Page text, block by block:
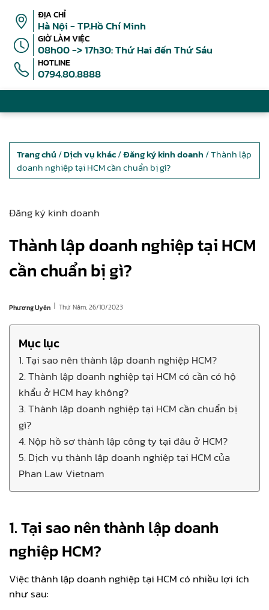
ĐỊA CHỈ
Hà Nội - TP.Hồ Chí Minh
GIỜ LÀM VIỆC
08h00 -> 17h30: Thứ Hai đến Thứ Sáu
HOTLINE
0794.80.8888
Trang chủ /Dịch vụ khác/Đăng ký kinh doanh / Thành lập
doanh nghiệp tại HCM cần chuẩn bị gì?
Đăng ký kinh doanh
Thành lập doanh nghiệp tại HCM
cần chuẩn bị gì?
Phương Uyên | Thứ Năm, 26/10/2023
Mục lục
1. Tại sao nên thành lập doanh nghiệp HCM?
2. Thành lập doanh nghiệp tại HCM có cần có hộ
khẩu ở HCM hay không?
3. Thành lập doanh nghiệp tại HCM cần chuẩn bị
gì?
4. Nộp hồ sơ thành lập công ty tại đâu ở HCM?
5. Dịch vụ thành lập doanh nghiệp tại HCM của
Phan Law Vietnam
1. Tại sao nên thành lập doanh
nghiệp HCM?
Việc thành lập doanh nghiệp tại HCM có nhiều lợi ích
như sau: